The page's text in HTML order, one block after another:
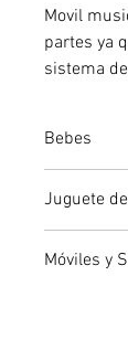
Movil
partes ya
sistema
bebé,
alegrando
Bebes
Juguete
Móviles y